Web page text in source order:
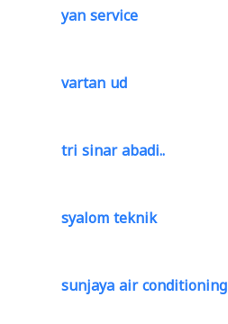
yan service
vartan ud
tri sinar abadi..
syalom teknik
sunjaya air conditioning